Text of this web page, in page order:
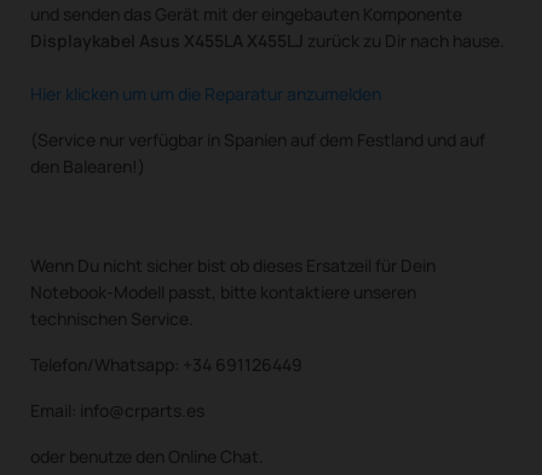
und senden das Gerät mit der eingebauten Komponente
Displaykabel Asus X455LA X455LJ zurück zu Dir nach hause.
Hier klicken um um die Reparatur anzumelden
(Service nur verfügbar in Spanien auf dem Festland und auf
den Balearen!)
Wenn Du nicht sicher bist ob dieses Ersatzeil für Dein
Notebook-Modell passt, bitte kontaktiere unseren
technischen Service.
Telefon/Whatsapp: +34 691126449
Email: info@crparts.es
oder benutze den Online Chat.